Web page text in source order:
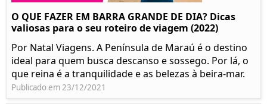
O QUE FAZER EM BARRA GRANDE DE DIA? Dicas
valiosas para o seu roteiro de viagem (2022)
Por Natal Viagens. A Península de Maraú é o destino
ideal para quem busca descanso e sossego. Por lá, o
que reina é a tranquilidade e as belezas à beira-mar.
Publicado em 23/12/2021